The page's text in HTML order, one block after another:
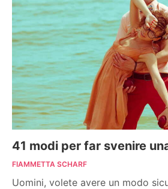
41 modi per far svenire
FIAMMETTA SCHARF
Uomini, volete avere un modo